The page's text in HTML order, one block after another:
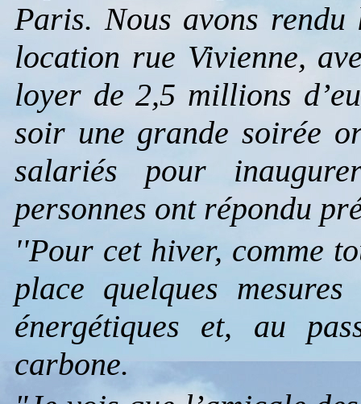
Paris. Nous avons
location rue Vivienne,
loyer de 2,5 millions
soir une grande soirée
salariés pour
personnes ont répondu
''Pour cet hiver, comme
place quelques
énergétiques et, au
carbone.